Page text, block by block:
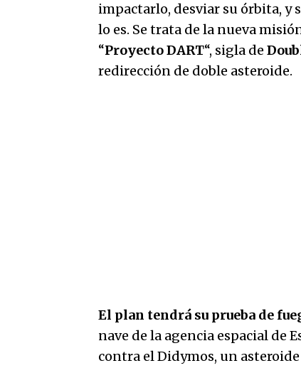
impactarlo, desviar su órbita, y
lo es. Se trata de la nueva
“Proyecto DART“, sigla de
redirección de doble asteroide.
El plan tendrá su prueba de
nave de la agencia espacial de
contra el Didymos, un